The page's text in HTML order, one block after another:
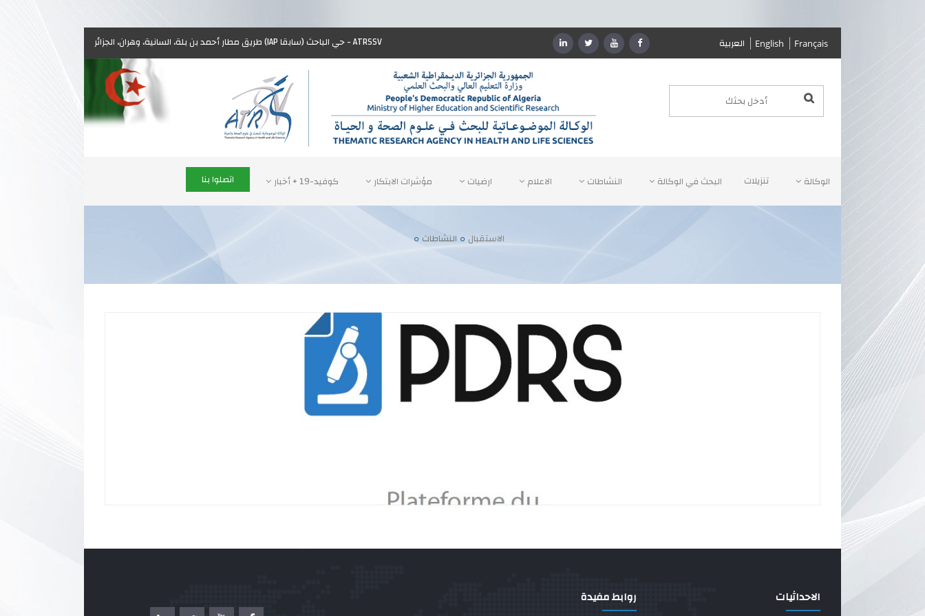
ATRSSV - حي الباحث (سابقا IAP) طريق مطار أحمد بن بلة، السانية، وهران، الجزائر العربية English Français
الوكالة تنزيلات البحث في الوكالة النشاطات الاعلام ارضيات مؤشرات الابتكار كوفيد-19 + أخبار اتصلوا بنا
الاستقبال النشاطات
الاحداثيات روابط مفيدة